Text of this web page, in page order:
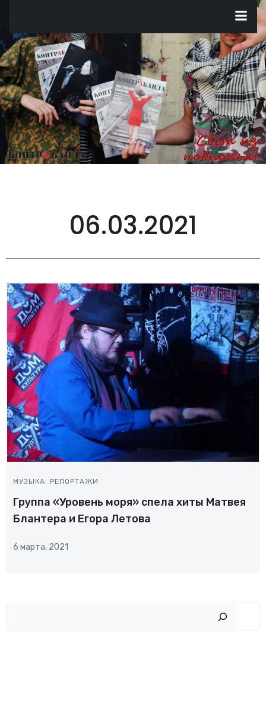
содержимому
06.03.2021
МУЗЫКА: РЕПОРТАЖИ
Группа «Уровень моря» спела хиты Матвея
Блантера и Егора Летова
6 марта, 2021